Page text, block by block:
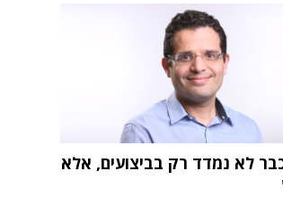
לא נמדד רק בביצועים, אלא